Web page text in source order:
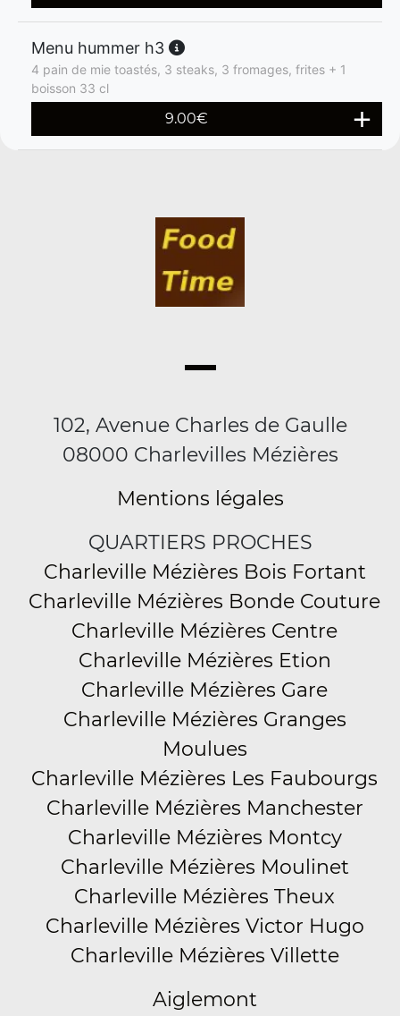
Menu hummer h3
4 pain de mie toastés, 3 steaks, 3 fromages, frites + 1
boisson 33 cl
9.00€
102, Avenue Charles de Gaulle
08000 Charlevilles Mézières
Mentions légales
QUARTIERS PROCHES
Charleville Mézières Bois Fortant
Charleville Mézières Bonde Couture
Charleville Mézières Centre
Charleville Mézières Etion
Charleville Mézières Gare
Charleville Mézières Granges
Moulues
Charleville Mézières Les Faubourgs
Charleville Mézières Manchester
Charleville Mézières Montcy
Charleville Mézières Moulinet
Charleville Mézières Theux
Charleville Mézières Victor Hugo
Charleville Mézières Villette
Aiglemont